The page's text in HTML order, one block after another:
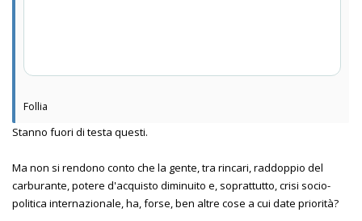
Follia
Stanno fuori di testa questi.
Ma non si rendono conto che la gente, tra rincari, raddoppio del
carburante, potere d'acquisto diminuito e, soprattutto, crisi socio-
politica internazionale, ha, forse, ben altre cose a cui date priorità?